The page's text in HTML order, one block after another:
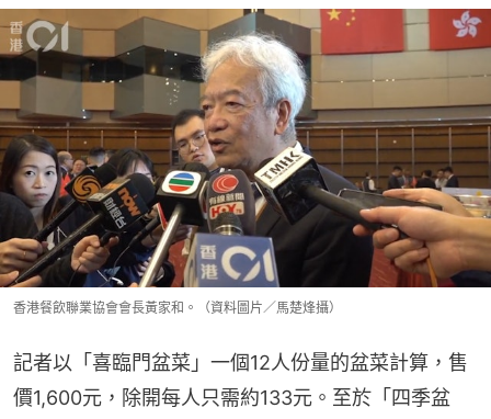
香港餐飲聯業協會會長黃家和。（資料圖片／馬楚烽攝）
記者以「喜臨門盆菜」一個12人份量的盆菜計算，售
價1,600元，除開每人只需約133元。至於「四季盆